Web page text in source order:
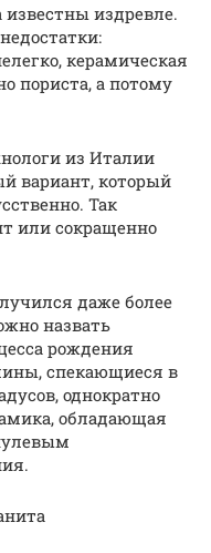
издревле.
керамическая
пориста, а потому
из Италии
вариант, который
Так
или сокращенно
даже более
назвать
рождения
спекающиеся в
однократно
обладающая